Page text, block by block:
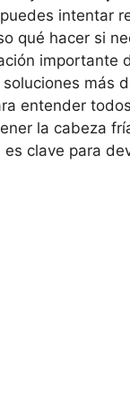
intentar
qué hacer si
importante
más
entender
la cabeza
clave para